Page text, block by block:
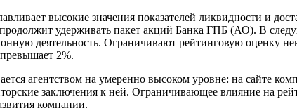
высокие значения показателей ликвидности и
удерживать пакет акций Банка ГПБ (АО). В
деятельность. Ограничивают рейтинговую оценку
2%.
агентством на умеренно высоком уровне: на сайте
заключения к ней. Ограничивающее влияние на
компании.